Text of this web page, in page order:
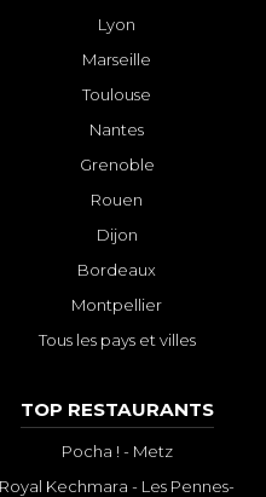
Lyon
Marseille
Toulouse
Nantes
Grenoble
Rouen
Dijon
Bordeaux
Montpellier
Tous les pays et villes
TOP RESTAURANTS
Pocha ! - Metz
Royal Kechmara - Les Pennes-